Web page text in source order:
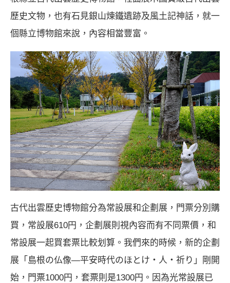
歷史文物，也有石見銀山煉鐵遺跡及風土記神話，就一
個縣立博物館來說，內容相當豐富。
古代出雲歷史博物館分為常設展和企劃展，門票分別購
買，常設展610円，企劃展則視內容而有不同票價，和
常設展一起買套票比較划算。我們來的時候，新的企劃
展「 島根の仏像―平安時代のほとけ・人・祈り 」剛開
始，門票1000円，套票則是1300円。因為光常設展已